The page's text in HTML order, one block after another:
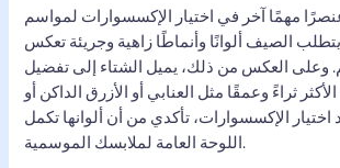
مهمًا آخر في اختيار الإكسسوارات لمواسم
الصيف ألوانًا وأنماطًا زاهية وجريئة تعكس
وعلى العكس من ذلك، يميل الشتاء إلى تفضيل
ثراءً وعمقًا مثل العنابي أو الأزرق الداكن أو
الإكسسوارات، تأكدي من أن ألوانها تكمل
اللوحة العامة لملابسك الموسمية.